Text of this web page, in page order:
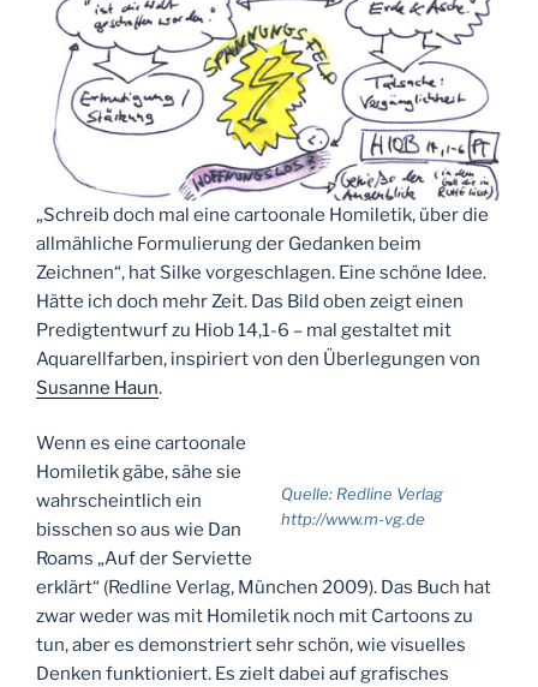
„Schreib doch mal eine cartoonale Homiletik, über die
allmähliche Formulierung der Gedanken beim
Zeichnen“, hat Silke vorgeschlagen. Eine schöne Idee.
Hätte ich doch mehr Zeit. Das Bild oben zeigt einen
Predigtentwurf zu Hiob 14,1-6 – mal gestaltet mit
Aquarellfarben, inspiriert von den Überlegungen von
Susanne Haun.
Quelle: Redline Verlag
http://www.m-vg.de
Wenn es eine cartoonale
Homiletik gäbe, sähe sie
wahrscheintlich ein
bisschen so aus wie Dan
Roams „Auf der Serviette
erklärt“ (Redline Verlag, München 2009). Das Buch hat
zwar weder was mit Homiletik noch mit Cartoons zu
tun, aber es demonstriert sehr schön, wie visuelles
Denken funktioniert. Es zielt dabei auf grafisches